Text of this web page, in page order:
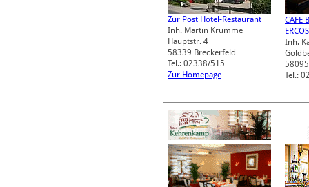
Zur Post Hotel-Restaurant
Inh. Martin Krumme
Hauptstr. 4
58339 Breckerfeld
Tel.: 02338/515
Zur Homepage
CAFE
Inh.
58095
Tel.: